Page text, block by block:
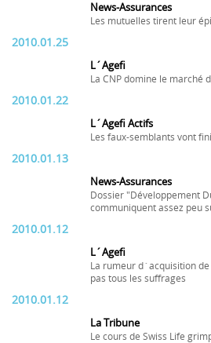
News-Assurances
Les mutuelles tirent leur
2010.01.25
L´Agefi
La CNP domine le marché
2010.01.22
L´Agefi Actifs
Les faux-semblants vont
2010.01.13
News-Assurances
Dossier "Développement
communiquent assez peu
2010.01.12
L´Agefi
La rumeur d´acquisition
pas tous les suffrages
2010.01.12
La Tribune
Le cours de Swiss Life